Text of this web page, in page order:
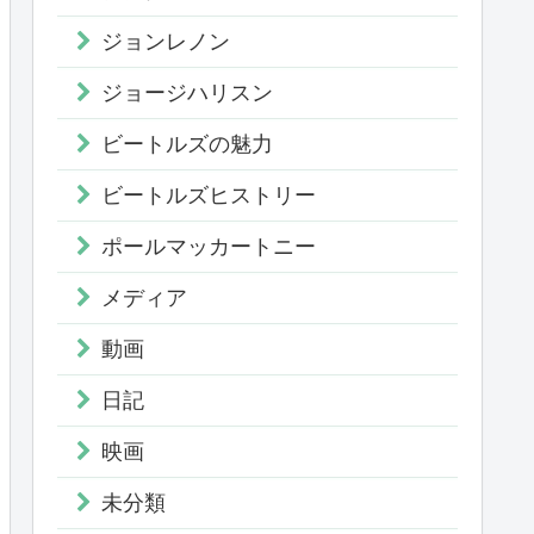
ジョンレノン
ジョージハリスン
ビートルズの魅力
ビートルズヒストリー
ポールマッカートニー
メディア
動画
日記
映画
未分類